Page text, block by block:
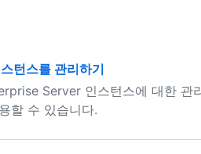
턴스를 관리하기
Server 인스턴스에 대한 관
할 수 있습니다.